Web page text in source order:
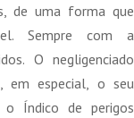
de uma forma que
Sempre com a
O negligenciado
em especial, o seu
o Índico de perigos